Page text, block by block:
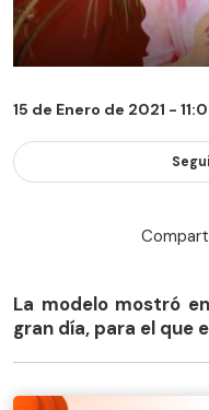
15 de Enero de 2021 -
La modelo mostró
gran día, para el que